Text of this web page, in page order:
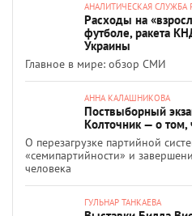
АНАЛИТИЧЕСКАЯ СЛУЖБА
Расходы на
футболе, ракета
Украины
Главное в мире: обзор СМИ
АННА КАЛАШНИКОВА
Поствыборный
Колточник — о том,
О перезагрузке партийной
«семипартийности» и
человека
ГУЛЬНАР ТАНКАЕВА